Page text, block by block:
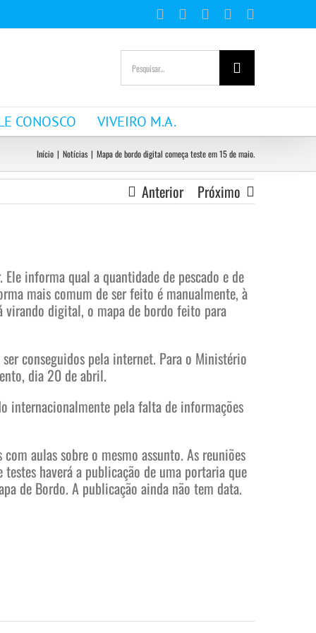
FacebookInstagramYouTubeWhatsApp
mail
Buscar
resultados
para:
CONOSCO VIVEIRO M.A.
Início | Notícias | Mapa de bordo digital começa teste em 15 de maio.
Anterior Próximo
informa qual a quantidade de pescado e de
mais comum de ser feito é manualmente, à
virando digital, o mapa de bordo feito para
conseguidos pela internet. Para o Ministério
dia 20 de abril.
internacionalmente pela falta de informações
aulas sobre o mesmo assunto. As reuniões
testes haverá a publicação de uma portaria que
de Bordo. A publicação ainda não tem data.